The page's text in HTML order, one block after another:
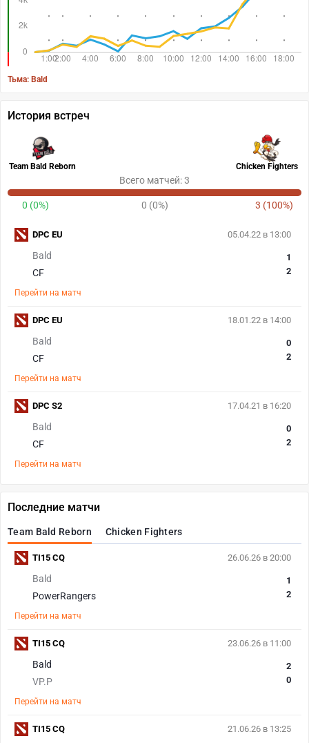
Тьма: Bald
История встреч
Team Bald Reborn Chicken Fighters
Всего матчей: 3
0 (0%) 0 (0%) 3 (100%)
05.04.22 в 13:00
Bald
CF
1
2
Перейти на матч
DPC EU
18.01.22 в 14:00
Bald
CF
0
2
Перейти на матч
DPC EU
17.04.21 в 16:20
Bald
CF
0
2
Перейти на матч
DPC S2
Последние матчи
Team Bald Reborn Chicken Fighters
26.06.26 в 20:00
Bald
PowerRangers
1
2
Перейти на матч
TI15 CQ
23.06.26 в 11:00
Bald
VP.P
2
0
Перейти на матч
TI15 CQ
21.06.26 в 13:25
TI15 CQ